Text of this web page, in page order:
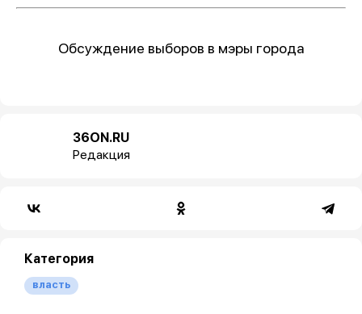
Обсуждение выборов в мэры города
36ON.RU
Редакция
Категория
власть